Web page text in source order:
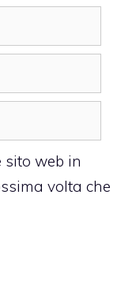
sito web in
volta che